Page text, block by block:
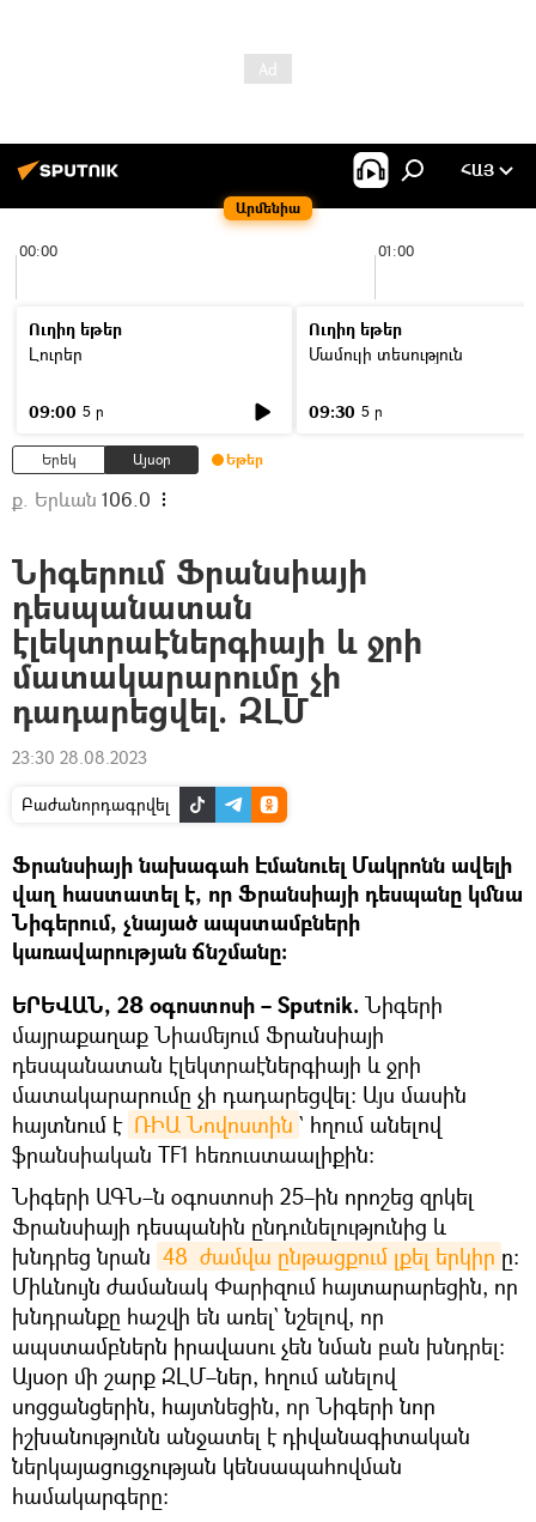
Արմենիա
ՀԱՅ
00:00 01:00
Ուղիղ եթեր
Լուրեր
09:00 5 ր
Ուղիղ եթեր
Մամուլի տեսություն
09:30 5 ր
Երեկ Այսօր Եթեր
ք. Երևան 106.0
Նիգերում Ֆրանսիայի
դեսպանատան
էլեկտրաէներգիայի և ջրի
մատակարարումը չի
դադարեցվել. ԶԼՄ
23:30 28.08.2023
Բաժանորդագրվել
Ֆրանսիայի նախագահ Էմանուել Մակրոնն ավելի
վաղ հաստատել է, որ Ֆրանսիայի դեսպանը կմնա
Նիգերում, չնայած ապստամբների
կառավարության ճնշմանը։
ԵՐԵՎԱՆ, 28 օգոստոսի – Sputnik. Նիգերի
մայրաքաղաք Նիամեյում Ֆրանսիայի
դեսպանատան էլեկտրաէներգիայի և ջրի
մատակարարումը չի դադարեցվել։ Այս մասին
հայտնում է ՌԻԱ Նովոստին ` հղում անելով
ֆրանսիական TF1 հեռուստաալիքին։
Նիգերի ԱԳՆ–ն օգոստոսի 25–ին որոշեց զրկել
Ֆրանսիայի դեսպանին ընդունելությունից և
խնդրեց նրան 48  ժամվա ընթացքում լքել երկիր ը։
Միևնույն ժամանակ Փարիզում հայտարարեցին, որ
խնդրանքը հաշվի են առել` նշելով, որ
ապստամբներն իրավասու չեն նման բան խնդրել։
Այսօր մի շարք ԶԼՄ–ներ, հղում անելով
սոցցանցերին, հայտնեցին, որ Նիգերի նոր
իշխանությունն անջատել է դիվանագիտական
ներկայացուցչության կենսապահովման
համակարգերը։